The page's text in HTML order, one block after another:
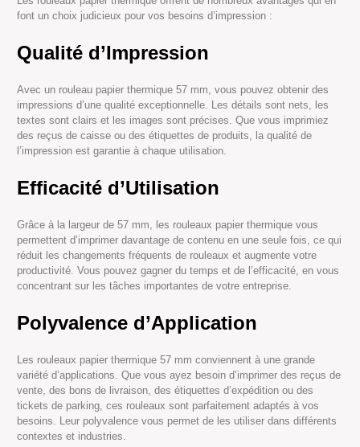
font un choix judicieux pour vos besoins d’impression :
Qualité d’Impression
Avec un rouleau papier thermique 57 mm, vous pouvez obtenir des
impressions d’une qualité exceptionnelle. Les détails sont nets, les
textes sont clairs et les images sont précises. Que vous imprimiez
des reçus de caisse ou des étiquettes de produits, la qualité de
l’impression est garantie à chaque utilisation.
Efficacité d’Utilisation
Grâce à la largeur de 57 mm, les rouleaux papier thermique vous
permettent d’imprimer davantage de contenu en une seule fois, ce qui
réduit les changements fréquents de rouleaux et augmente votre
productivité. Vous pouvez gagner du temps et de l’efficacité, en vous
concentrant sur les tâches importantes de votre entreprise.
Polyvalence d’Application
Les rouleaux papier thermique 57 mm conviennent à une grande
variété d’applications. Que vous ayez besoin d’imprimer des reçus de
vente, des bons de livraison, des étiquettes d’expédition ou des
tickets de parking, ces rouleaux sont parfaitement adaptés à vos
besoins. Leur polyvalence vous permet de les utiliser dans différents
contextes et industries.